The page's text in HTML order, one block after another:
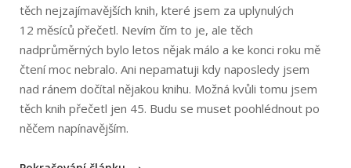
těch nejzajímavějších knih, které jsem za uplynulých
12 měsíců přečetl. Nevím čím to je, ale těch
nadprůměrných bylo letos nějak málo a ke konci roku mě
čtení moc nebralo. Ani nepamatuji kdy naposledy jsem
nad ránem dočítal nějakou knihu. Možná kvůli tomu jsem
těch knih přečetl jen 45. Budu se muset poohlédnout po
něčem napínavějším.